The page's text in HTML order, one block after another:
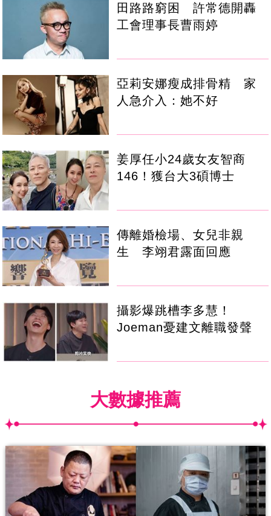
田路路窮困 許常德開轟
工會理事長曹雨婷
亞莉安娜瘦成排骨精 家
人急介入：她不好
姜厚任小24歲女友智商
146！獲台大3碩博士
傳離婚檢場、女兒非親
生 李翊君露面回應
攝影爆跳槽李多慧！
Joeman憂建文離職發聲
大數據推薦